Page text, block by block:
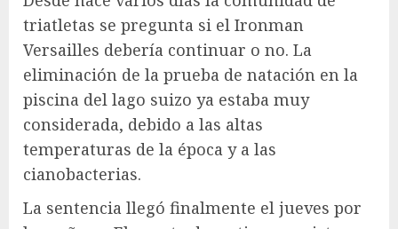
triatletas se pregunta si el Ironman
Versailles debería continuar o no. La
eliminación de la prueba de natación en la
piscina del lago suizo ya estaba muy
considerada, debido a las altas
temperaturas de la época y a las
cianobacterias.
La sentencia llegó finalmente el jueves por